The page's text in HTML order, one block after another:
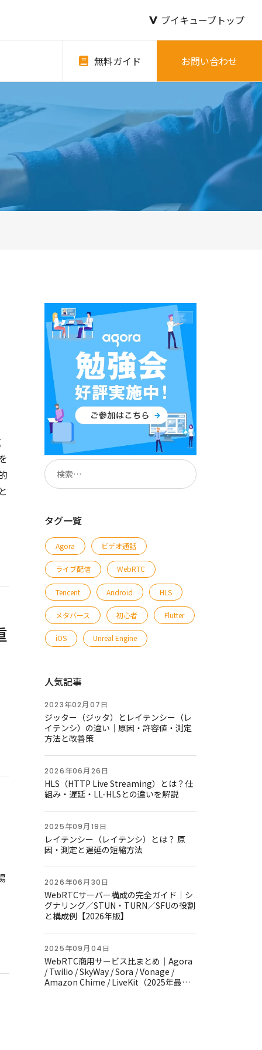
ブイキューブトップ
無料ガイド お問い合わせ
タグ一覧
Agora ビデオ通話
ライブ配信 WebRTC
Tencent Android HLS
メタバース 初心者 Flutter
iOS Unreal Engine
人気記事
2023年02月07日
ジッター（ジッタ）とレイテンシー（レ
イテンシ）の違い｜原因・許容値・測定
方法と改善策
2026年06月26日
HLS（HTTP Live Streaming）とは？仕
組み・遅延・LL-HLSとの違いを解説
2025年09月19日
レイテンシー（レイテンシ）とは？ 原
因・測定と遅延の短縮方法
2026年06月30日
WebRTCサーバー構成の完全ガイド｜シ
グナリング／STUN・TURN／SFUの役割
と構成例【2026年版】
2025年09月04日
WebRTC商用サービス比まとめ｜Agora
/ Twilio / SkyWay / Sora / Vonage /
Amazon Chime / LiveKit（2025年最新